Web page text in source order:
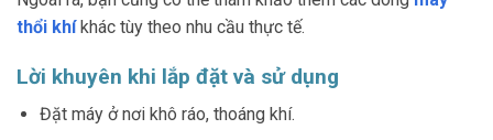
thổi khíkhác tùy theo nhu cầu thực tế.
Lời khuyên khi lắp đặt và sử dụng
Đặt máy ở nơi khô ráo, thoáng khí.